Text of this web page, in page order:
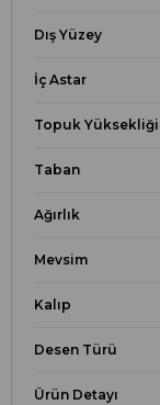
Dış Yüzey
İç Astar
Topuk Yüksekliği
Taban
Ağırlık
Mevsim
Kalıp
Desen Türü
Ürün Detayı